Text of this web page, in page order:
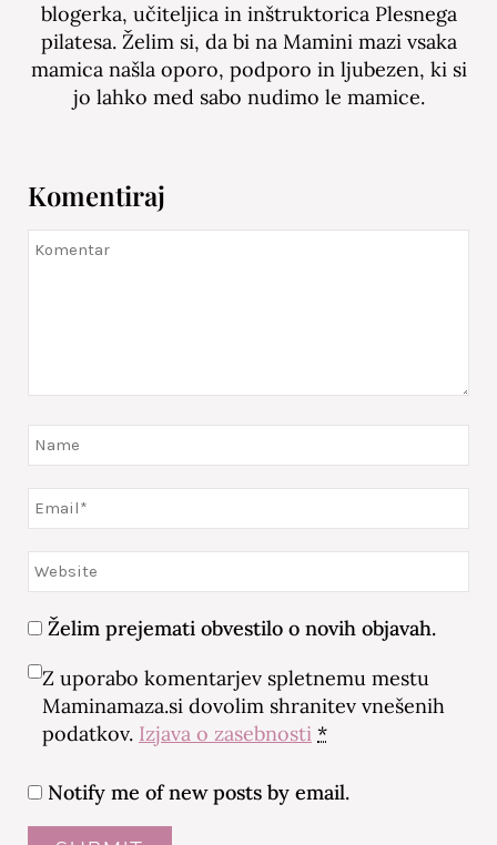
blogerka, učiteljica in inštruktorica Plesnega
pilatesa. Želim si, da bi na Mamini mazi vsaka
mamica našla oporo, podporo in ljubezen, ki si
jo lahko med sabo nudimo le mamice.
Komentiraj
Želim prejemati obvestilo o novih objavah.
Z uporabo komentarjev spletnemu mestu
Maminamaza.si dovolim shranitev vnešenih
podatkov. Izjava o zasebnosti *
Notify me of new posts by email.